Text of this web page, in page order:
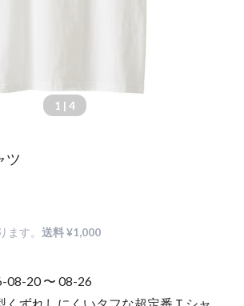
1 | 4
ツ
ます。送料 ¥1,000
08-20 〜 08-26